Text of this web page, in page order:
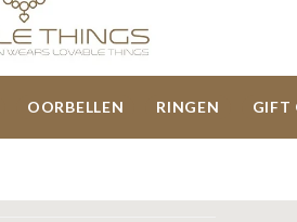
OORBELLEN RINGEN GIFT